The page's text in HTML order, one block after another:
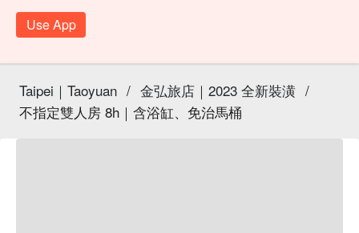
Use App
Taipei｜Taoyuan / 金弘旅店｜2023 全新裝潢 /
不指定雙人房 8h｜含浴缸、免治馬桶